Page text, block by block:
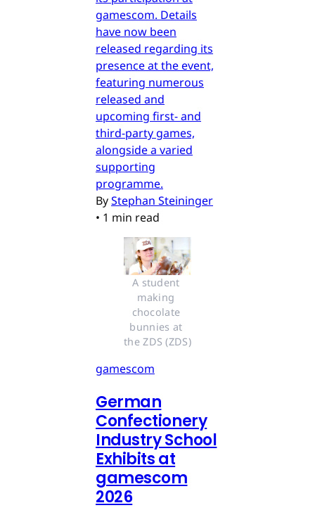
gamescom. Details
have now been
released regarding its
presence at the event,
featuring numerous
released and
upcoming first- and
third-party games,
alongside a varied
supporting
programme.
ByStephan Steininger
• 1 min read
A student
making
chocolate
bunnies at
the ZDS (ZDS)
gamescom
German
Confectionery
Industry School
Exhibits at
gamescom
2026